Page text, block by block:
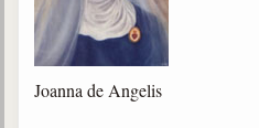
Sujets du mois
Citations
Joanna de Angelis